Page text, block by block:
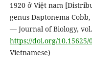
1920 ở Việt nam
genus Daptonema
— Journal of Biology,
https://doi.org/10.15625/
Vietnamese)